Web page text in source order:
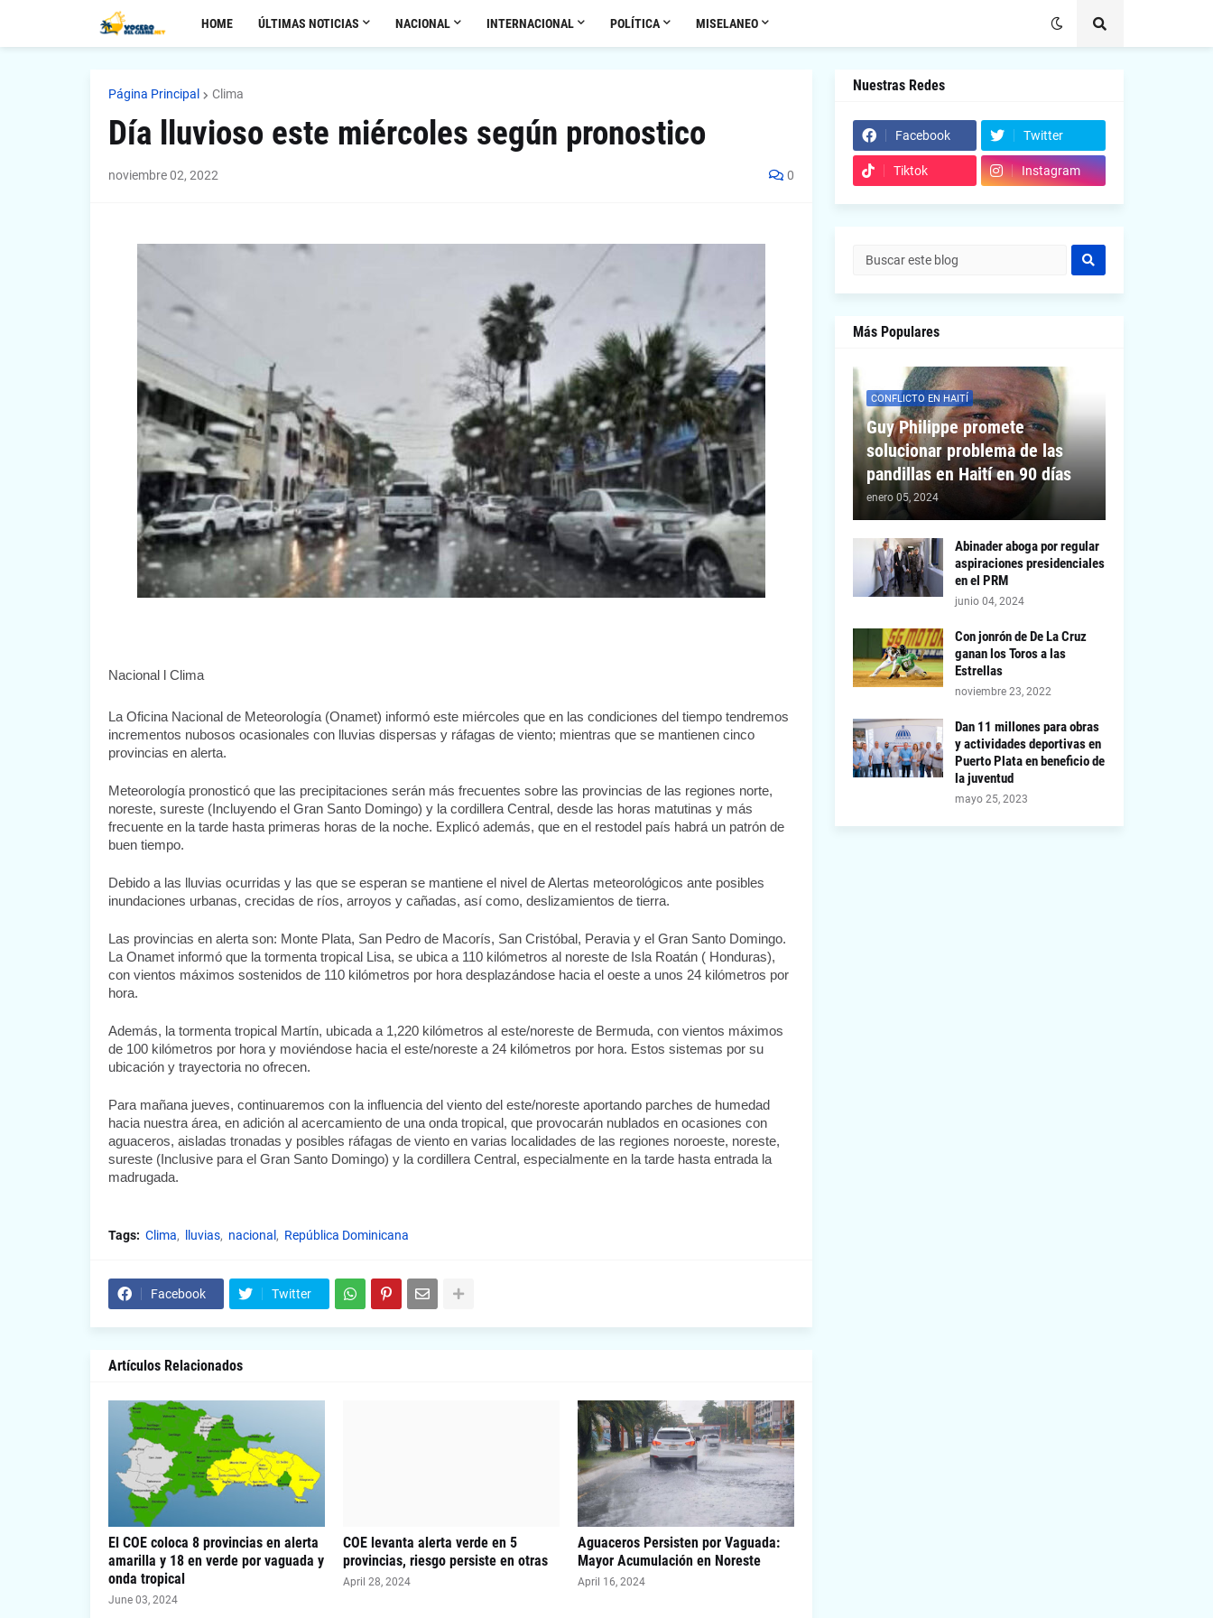
HOME ÚLTIMAS NOTICIAS NACIONAL INTERNACIONAL POLÍTICA MISELANEO
Página Principal Clima
Día lluvioso este miércoles según pronostico
noviembre 02, 2022 0
Nacional l Clima
La Oficina Nacional de Meteorología (Onamet) informó este miércoles que en las condiciones del tiempo tendremos
incrementos nubosos ocasionales con lluvias dispersas y ráfagas de viento; mientras que se mantienen cinco
provincias en alerta.
Meteorología pronosticó que las precipitaciones serán más frecuentes sobre las provincias de las regiones norte,
noreste, sureste (Incluyendo el Gran Santo Domingo) y la cordillera Central, desde las horas matutinas y más
frecuente en la tarde hasta primeras horas de la noche. Explicó además, que en el restodel país habrá un patrón de
buen tiempo.
Debido a las lluvias ocurridas y las que se esperan se mantiene el nivel de Alertas meteorológicos ante posibles
inundaciones urbanas, crecidas de ríos, arroyos y cañadas, así como, deslizamientos de tierra.
Las provincias en alerta son: Monte Plata, San Pedro de Macorís, San Cristóbal, Peravia y el Gran Santo Domingo.
La Onamet informó que la tormenta tropical Lisa, se ubica a 110 kilómetros al noreste de Isla Roatán ( Honduras),
con vientos máximos sostenidos de 110 kilómetros por hora desplazándose hacia el oeste a unos 24 kilómetros por
hora.
Además, la tormenta tropical Martín, ubicada a 1,220 kilómetros al este/noreste de Bermuda, con vientos máximos
de 100 kilómetros por hora y moviéndose hacia el este/noreste a 24 kilómetros por hora. Estos sistemas por su
ubicación y trayectoria no ofrecen.
Para mañana jueves, continuaremos con la influencia del viento del este/noreste aportando parches de humedad
hacia nuestra área, en adición al acercamiento de una onda tropical, que provocarán nublados en ocasiones con
aguaceros, aisladas tronadas y posibles ráfagas de viento en varias localidades de las regiones noroeste, noreste,
sureste (Inclusive para el Gran Santo Domingo) y la cordillera Central, especialmente en la tarde hasta entrada la
madrugada.
Tags: Clima lluvias nacional República Dominicana
Facebook Twitter
Artículos Relacionados
El COE coloca 8 provincias en alerta
amarilla y 18 en verde por vaguada y
onda tropical
June 03, 2024
COE levanta alerta verde en 5
provincias, riesgo persiste en otras
April 28, 2024
Aguaceros Persisten por Vaguada:
Mayor Acumulación en Noreste
April 16, 2024
Nuestras Redes
Facebook Twitter
Tiktok Instagram
Más Populares
CONFLICTO EN HAITÍ
Guy Philippe promete
solucionar problema de las
pandillas en Haití en 90 días
enero 05, 2024
Abinader aboga por regular
aspiraciones presidenciales
en el PRM
junio 04, 2024
Con jonrón de De La Cruz
ganan los Toros a las
Estrellas
noviembre 23, 2022
Dan 11 millones para obras
y actividades deportivas en
Puerto Plata en beneficio de
la juventud
mayo 25, 2023